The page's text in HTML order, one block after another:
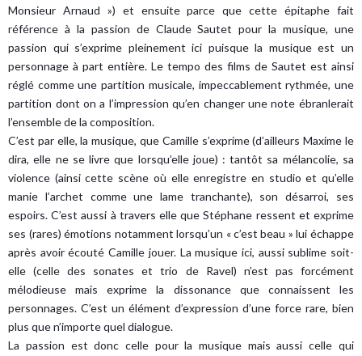
Monsieur Arnaud ») et ensuite parce que cette épitaphe fait
référence à la passion de Claude Sautet pour la musique, une
passion qui s’exprime pleinement ici puisque la musique est un
personnage à part entière. Le tempo des films de Sautet est ainsi
réglé comme une partition musicale, impeccablement rythmée, une
partition dont on a l’impression qu’en changer une note ébranlerait
l’ensemble de la composition.
C’est par elle, la musique, que Camille s’exprime (d’ailleurs Maxime le
dira, elle ne se livre que lorsqu’elle joue) : tantôt sa mélancolie, sa
violence (ainsi cette scène où elle enregistre en studio et qu’elle
manie l’archet comme une lame tranchante), son désarroi, ses
espoirs. C’est aussi à travers elle que Stéphane ressent et exprime
ses (rares) émotions notamment lorsqu’un « c’est beau » lui échappe
après avoir écouté Camille jouer. La musique ici, aussi sublime soit-
elle (celle des sonates et trio de Ravel) n’est pas forcément
mélodieuse mais exprime la dissonance que connaissent les
personnages. C’est un élément d’expression d’une force rare, bien
plus que n’importe quel dialogue.
La passion est donc celle pour la musique mais aussi celle qui